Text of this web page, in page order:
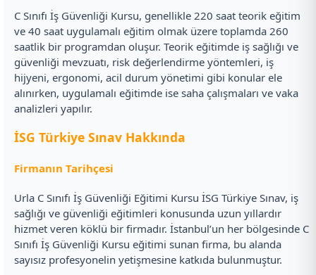
C Sınıfı İş Güvenliği Kursu, genellikle 220 saat teorik eğitim
ve 40 saat uygulamalı eğitim olmak üzere toplamda 260
saatlik bir programdan oluşur. Teorik eğitimde iş sağlığı ve
güvenliği mevzuatı, risk değerlendirme yöntemleri, iş
hijyeni, ergonomi, acil durum yönetimi gibi konular ele
alınırken, uygulamalı eğitimde ise saha çalışmaları ve vaka
analizleri yapılır.
İSG Türkiye Sınav Hakkında
Firmanın Tarihçesi
Urla C Sınıfı İş Güvenliği Eğitimi Kursu İSG Türkiye Sınav, iş
sağlığı ve güvenliği eğitimleri konusunda uzun yıllardır
hizmet veren köklü bir firmadır. İstanbul’un her bölgesinde C
Sınıfı İş Güvenliği Kursu eğitimi sunan firma, bu alanda
sayısız profesyonelin yetişmesine katkıda bulunmuştur.